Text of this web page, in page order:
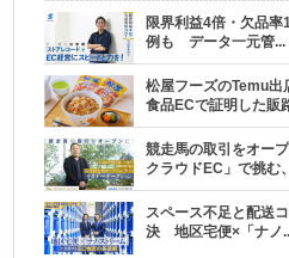
限界利益4倍・欠品
例も データ一元管...
松屋フーズのTemu出
食品ECで証明した販
競走馬の取引をオー
クラウドEC」で挑む
スペース不足と配送
決 地区宅便×「ナノ